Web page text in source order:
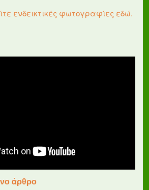
ενδεικτικές φωτογραφίες εδώ.
άρθρο